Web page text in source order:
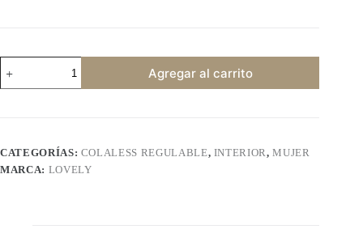
22182
cantidad
Agregar al carrito
CATEGORÍAS: COLALESS REGULABLE, INTERIOR,MUJER
MARCA: LOVELY